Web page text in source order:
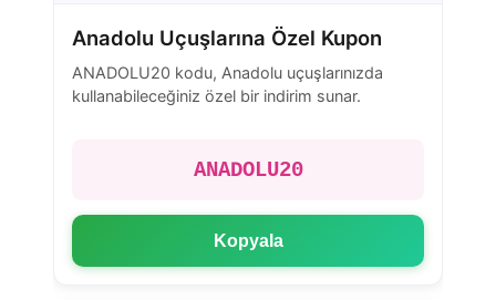
Anadolu Uçuşlarına Özel Kupon
ANADOLU20 kodu, Anadolu uçuşlarınızda
kullanabileceğiniz özel bir indirim sunar.
ANADOLU20
Kopyala